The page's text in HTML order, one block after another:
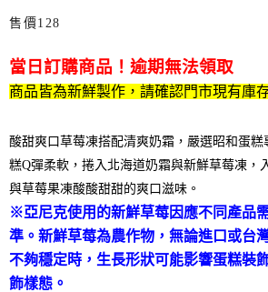
售價 128
當日訂購商品！逾期無法領取
商品皆為新鮮製作，請確認門市現有庫
酸甜爽口草莓凍搭配清爽奶霜，嚴選昭和蛋
糕Q彈柔軟，捲入北海道奶霜與新鮮草莓凍，
與草莓果凍酸酸甜甜的爽口滋味。
※亞尼克使用的新鮮草莓因應不同產品
準。新鮮草莓為農作物，無論進口或台
不夠穩定時，生長形狀可能影響蛋糕裝
飾樣態。